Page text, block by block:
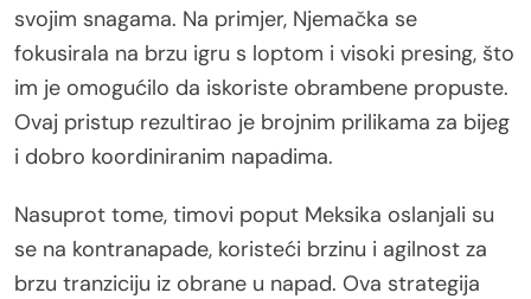
svojim snagama. Na primjer, Njemačka se
fokusirala na brzu igru s loptom i visoki presing, što
im je omogućilo da iskoriste obrambene propuste.
Ovaj pristup rezultirao je brojnim prilikama za bijeg
i dobro koordiniranim napadima.
Nasuprot tome, timovi poput Meksika oslanjali su
se na kontranapade, koristeći brzinu i agilnost za
brzu tranziciju iz obrane u napad. Ova strategija